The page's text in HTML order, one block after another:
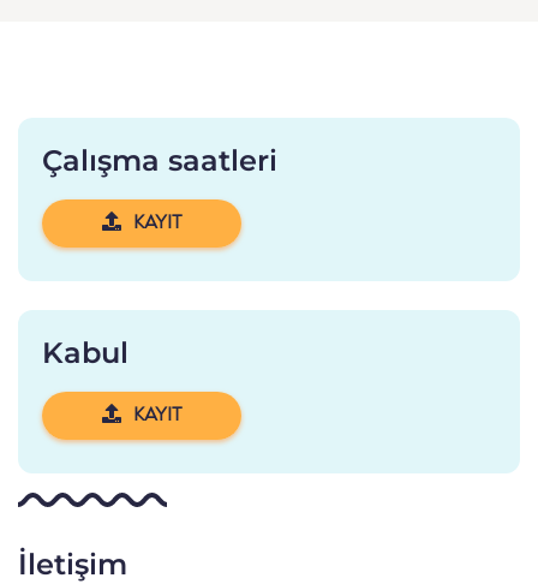
Çalışma saatleri
KAYIT
Kabul
KAYIT
İletişim